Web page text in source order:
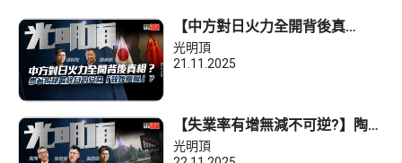
【中方對日火力全開背後真
相？】夢翁揭秘最終目的只為
「殺雞儆猴」？
光明頂
21.11.2025
【失業率有增無減不可逆?】陶傑
四字預言香港經濟末路？
光明頂